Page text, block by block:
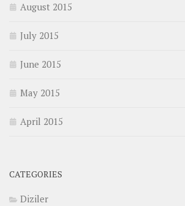
August 2015
July 2015
June 2015
May 2015
April 2015
CATEGORIES
Diziler